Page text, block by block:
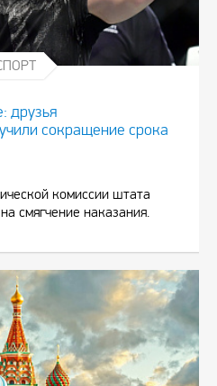
друзья
сокращение срока
комиссии штата
смягчение наказания.